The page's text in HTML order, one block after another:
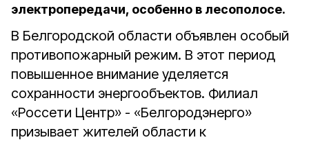
электропередачи, особенно в лесополосе.
В Белгородской области объявлен особый
противопожарный режим. В этот период
повышенное внимание уделяется
сохранности энергообъектов. Филиал
«Россети Центр» - «Белгородэнерго»
призывает жителей области к